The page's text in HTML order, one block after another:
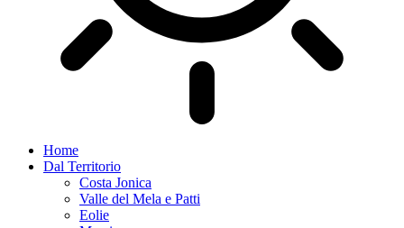
Home
Dal Territorio
Costa Jonica
Valle del Mela e Patti
Eolie